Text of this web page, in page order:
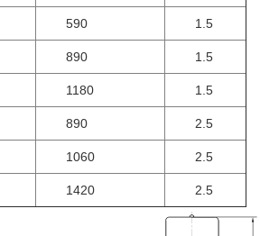
590 1.5
890 1.5
1180 1.5
890 2.5
1060 2.5
1420 2.5